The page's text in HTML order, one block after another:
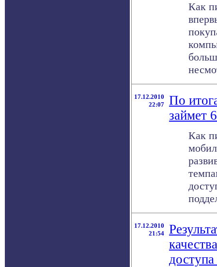
Как
17.12.2010
22:07
По
займет
Как
17.12.2010
21:54